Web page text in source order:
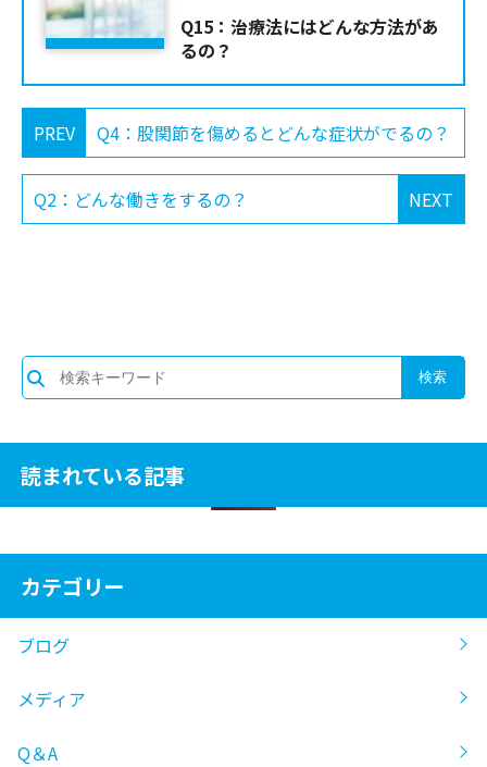
Q15：治療法にはどんな方法があ
るの？
PREV Q4：股関節を傷めるとどんな症状がでるの？
NEXT
Q2：どんな働きをするの？
読まれている記事
カテゴリー
ブログ
メディア
Q＆A